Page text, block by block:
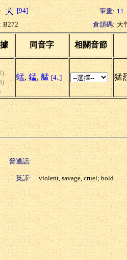
[94] 筆畫: 11
B272 倉頡碼: 大
同音字 相關音節
蜢, 錳, 艋 [4..] 猛
普通話:
英譯: violent, savage, cruel; bold